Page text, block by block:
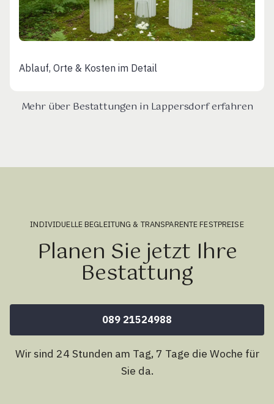
Ablauf, Orte & Kosten im Detail
Mehr über Bestattungen in Lappersdorf erfahren
INDIVIDUELLE BEGLEITUNG & TRANSPARENTE FESTPREISE
Planen Sie jetzt Ihre
Bestattung
089 21524988
Wir sind 24 Stunden am Tag, 7 Tage die Woche für
Sie da.